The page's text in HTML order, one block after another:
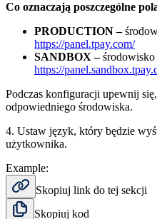
Co oznaczają poszczególne
PRODUCTION–
https://panel.tpay.com/
SANDBOX–środowisko
https://
Podczas konfiguracji upewnij
odpowiedniego środowiska.
4. Ustaw język, który będzie
użytkownika.
Example:
Skopiuj link do tej sekcji
Skopiuj kod